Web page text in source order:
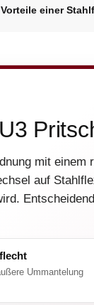
Vorteile einer
mit einem
auf
Ummantelung